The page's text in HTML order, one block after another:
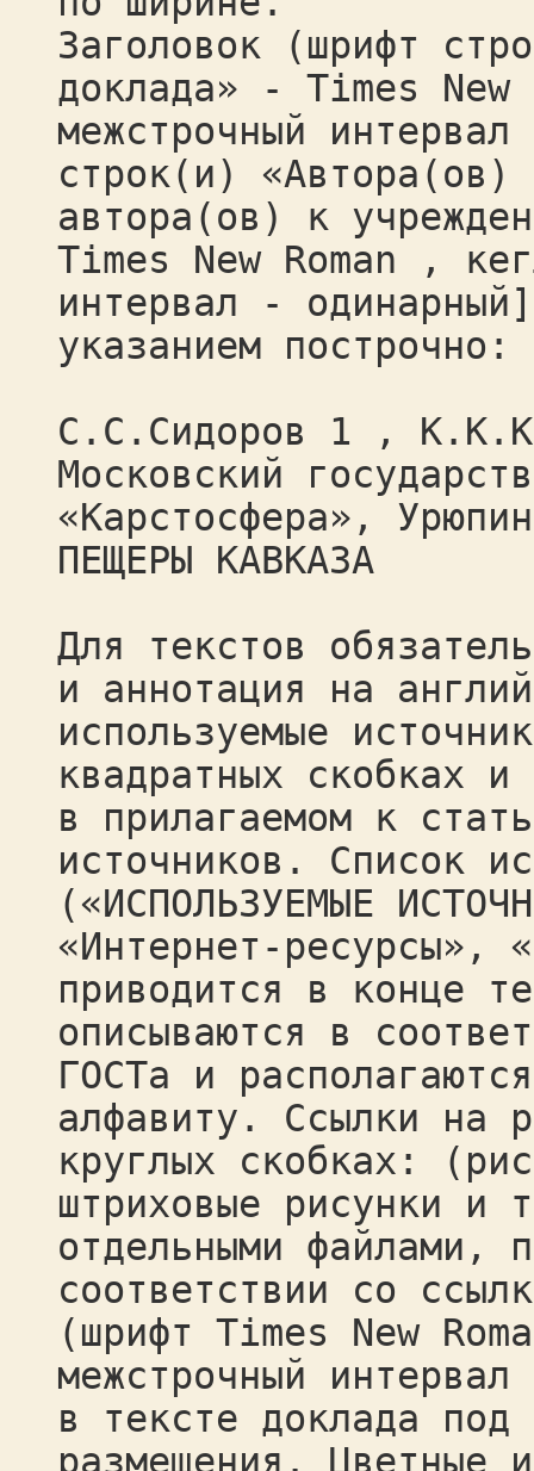
Заголовок (шрифт
доклада» - Times
межстрочный
строк(и) «Автора(ов)
автора(ов) к
Times New Roman ,
интервал -
указанием построчно:
С.С.Сидоров 1 ,
Московский
«Карстосфера»,
ПЕЩЕРЫ КАВКАЗА
Для текстов
и аннотация на
используемые
квадратных скобках и
в прилагаемом к
источников. Список
(«ИСПОЛЬЗУЕМЫЕ
«Интернет-ресурсы»,
приводится в конце
описываются в
ГОСТа и
алфавиту. Ссылки на
круглых скобках:
штриховые рисунки и
отдельными файлами,
соответствии со
(шрифт Times New
межстрочный
в тексте доклада под
размещения. Цветные